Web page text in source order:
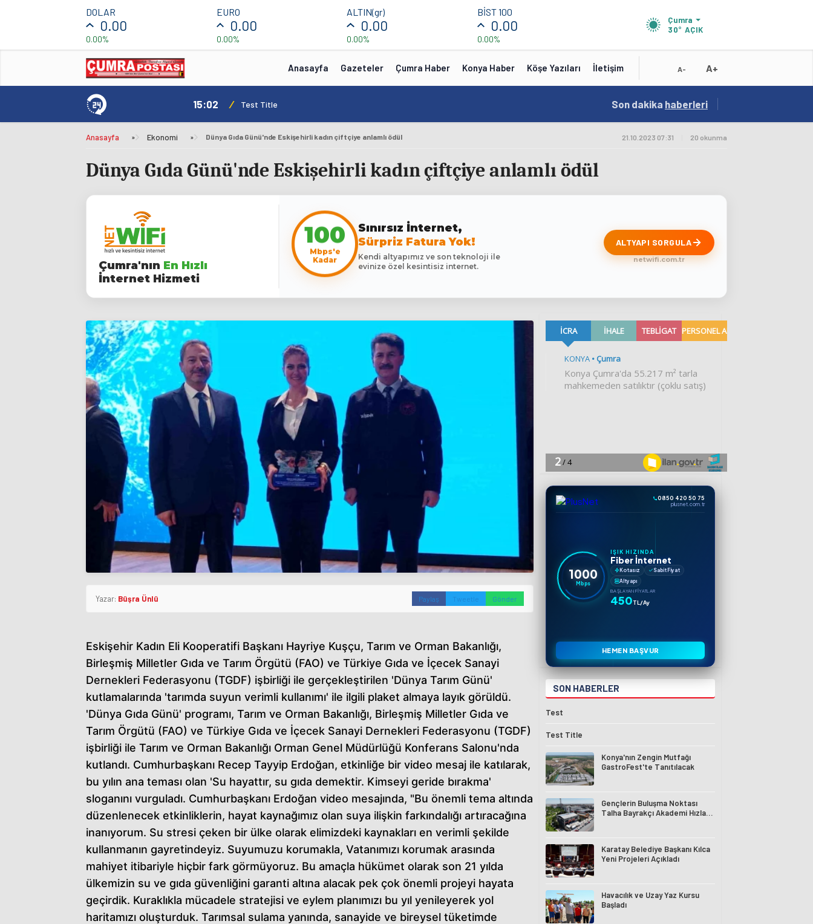
DOLAR
0.00
0.00%
EURO
0.00
0.00%
ALTIN(gr)
0.00
0.00%
BİST 100
0.00
0.00%
Çumra
30° AÇIK
Anasayfa Gazeteler Çumra Haber Konya Haber Köşe Yazıları İletişim A- A+
15:02 / Test Title 19:01 / Konya'nın Zengin Mutfağı GastroFest'te
Son dakika haberleri
Anasayfa » Ekonomi » Dünya Gıda Günü'nde Eskişehirli kadın çiftçiye anlamlı ödül 21.10.2023 07:31 20 okunma
Dünya Gıda Günü'nde Eskişehirli kadın çiftçiye anlamlı ödül
Çumra'nın En Hızlı
İnternet Hizmeti
100
Mbps'e
Kadar
Sınırsız İnternet,
Sürpriz Fatura Yok!
Kendi altyapımız ve son teknoloji ile
evinize özel kesintisiz internet.
ALTYAPI SORGULA
netwifi.com.tr
Yazar: Büşra Ünlü Paylaş Tweetle Gönder
Eskişehir Kadın Eli Kooperatifi Başkanı Hayriye Kuşçu, Tarım ve Orman Bakanlığı,
Birleşmiş Milletler Gıda ve Tarım Örgütü (FAO) ve Türkiye Gıda ve İçecek Sanayi
Dernekleri Federasyonu (TGDF) işbirliği ile gerçekleştirilen 'Dünya Tarım Günü'
kutlamalarında 'tarımda suyun verimli kullanımı' ile ilgili plaket almaya layık görüldü.
'Dünya Gıda Günü' programı, Tarım ve Orman Bakanlığı, Birleşmiş Milletler Gıda ve
Tarım Örgütü (FAO) ve Türkiye Gıda ve İçecek Sanayi Dernekleri Federasyonu (TGDF)
işbirliği ile Tarım ve Orman Bakanlığı Orman Genel Müdürlüğü Konferans Salonu'nda
kutlandı. Cumhurbaşkanı Recep Tayyip Erdoğan, etkinliğe bir video mesaj ile katılarak,
bu yılın ana teması olan 'Su hayattır, su gıda demektir. Kimseyi geride bırakma'
sloganını vurguladı. Cumhurbaşkanı Erdoğan video mesajında, "Bu önemli tema altında
düzenlenecek etkinliklerin, hayat kaynağımız olan suya ilişkin farkındalığı artıracağına
inanıyorum. Su stresi çeken bir ülke olarak elimizdeki kaynakları en verimli şekilde
kullanmanın gayretindeyiz. Suyumuzu korumakla, Vatanımızı korumak arasında
mahiyet itibariyle hiçbir fark görmüyoruz. Bu amaçla hükümet olarak son 21 yılda
ülkemizin su ve gıda güvenliğini garanti altına alacak pek çok önemli projeyi hayata
geçirdik. Kuraklıkla mücadele stratejisi ve eylem planımızı bu yıl yenileyerek yol
haritamızı oluşturduk. Tarımsal sulama yanında, sanayide ve bireysel tüketimde
0850 420 50 75
plusnet.com.tr
1000
Mbps
IŞIK HIZINDA
Fiber İnternet
Kotasız
Sabit Fiyat
Altyapı
BAŞLAYAN FIYATLAR
450TL/Ay
HEMEN BAŞVUR
SON HABERLER
Test
Test Title
Konya'nın Zengin Mutfağı
GastroFest'te Tanıtılacak
Gençlerin Buluşma Noktası
Talha Bayrakçı Akademi Hızla
Karatay Belediye Başkanı Kılca
Yeni Projeleri Açıkladı
Havacılık ve Uzay Yaz Kursu
Başladı